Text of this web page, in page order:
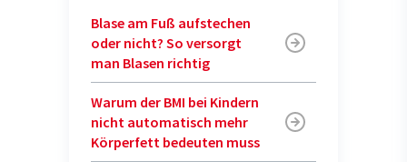
Blase am Fuß aufstechen
oder nicht? So versorgt
man Blasen richtig
Warum der BMI bei Kindern
nicht automatisch mehr
Körperfett bedeuten muss